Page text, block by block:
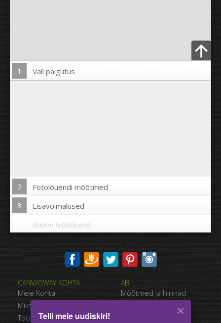
Lae pilt üles
1 Vali paigutus
2
Fotolõuendi mõõtmed
3
Lisavõimalused
Trükkida pilt fotolõuendi äärtele:
Ei
Kaugus piltide vahel:
Raami fotolõuend
CANVASWAY KOHTA
Meie Kohta
Miks CanvasWAY
Toote Kvaliteet
ABI
Mõõtmed ja hinnad
Maksevõimalused
Telli meie uudiskiri!